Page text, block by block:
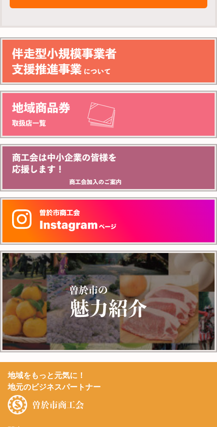
地域をもっと元気に！
地元のビジネスパートナー